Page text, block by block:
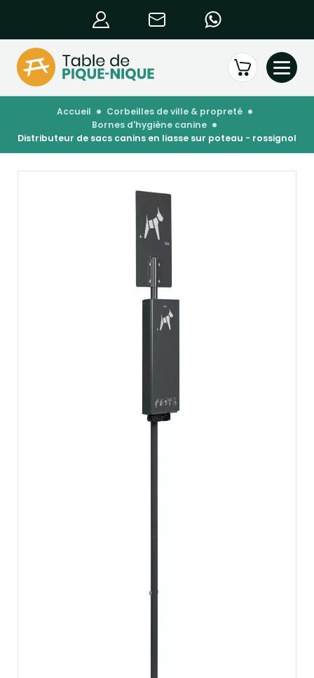
accueil
corbeilles de ville & propreté
bornes d'hygiène canine
distributeur de sacs canins en liasse sur poteau - rossignol